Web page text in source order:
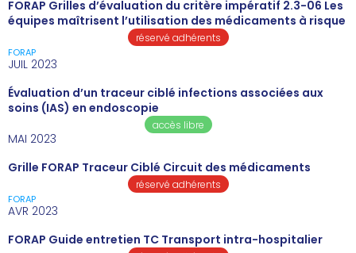
FORAP Grilles d’évaluation du critère impératif 2.3-06 Les
équipes maîtrisent l’utilisation des médicaments à risque
réservé adhérents
FORAP
JUIL 2023
Évaluation d’un traceur ciblé infections associées aux
soins (IAS) en endoscopie
accès libre
MAI 2023
Grille FORAP Traceur Ciblé Circuit des médicaments
réservé adhérents
FORAP
AVR 2023
FORAP Guide entretien TC Transport intra-hospitalier